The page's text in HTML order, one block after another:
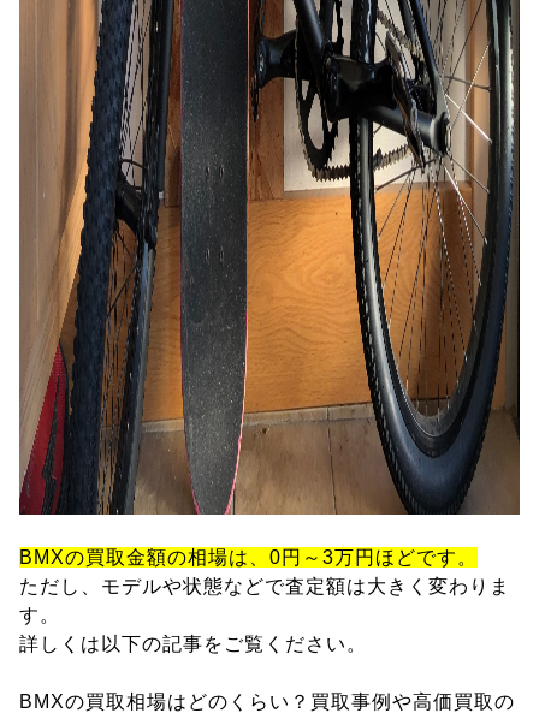
BMXの買取金額の相場は、0円～3万円ほどです。
ただし、モデルや状態などで査定額は大きく変わりま
す。
詳しくは以下の記事をご覧ください。
BMXの買取相場はどのくらい？買取事例や高価買取の